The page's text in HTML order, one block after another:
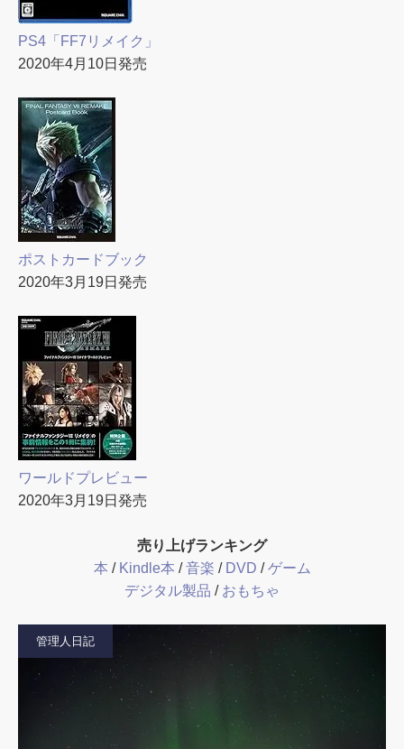
PS4「FF7リメイク」
2020年4月10日発売
ポストカードブック
2020年3月19日発売
ワールドプレビュー
2020年3月19日発売
売り上げランキング
本 / Kindle本 /音楽 / DVD /ゲーム
デジタル製品 / おもちゃ
管理人日記